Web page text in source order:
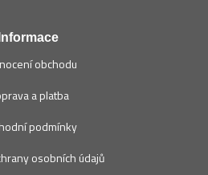
Informace
obchodu
a platba
podmínky
osobních údajů